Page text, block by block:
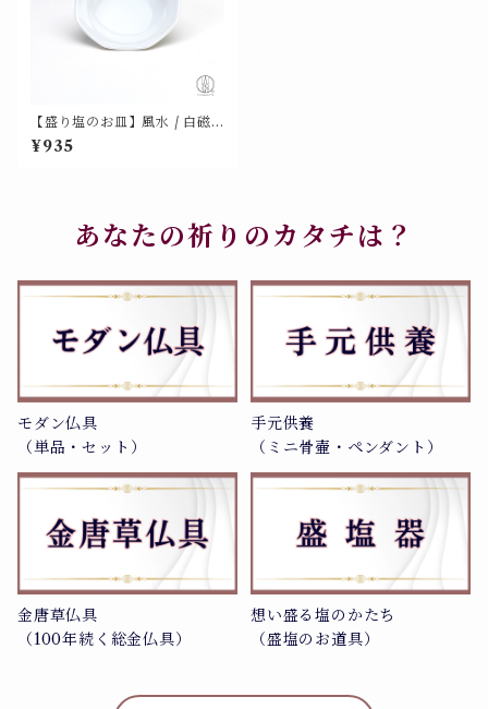
【盛り塩のお皿】風水 / 白磁
八角形 の 塩盛 皿（盛塩 単
品）美濃焼 山源 700-2108
¥935
あなたの祈りのカタチは？
モダン仏具
（単品・セット）
手元供養
（ミニ骨壷・ペンダント）
金唐草仏具
（100年続く総金仏具）
想い盛る塩のかたち
（盛塩のお道具）